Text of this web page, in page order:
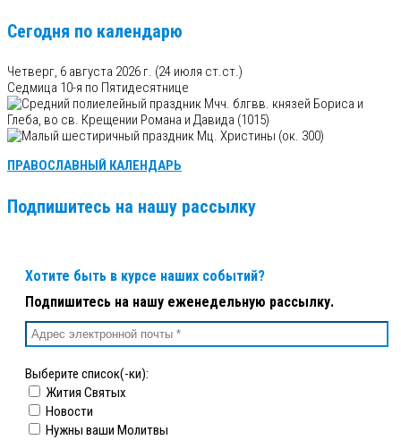
Сегодня по календарю
Четверг, 6 августа 2026 г. (24 июля ст.ст.)
Седмица 10-я по Пятидесятнице
Мчч. блгвв. князей Бориса и
Глеба, во св. Крещении Романа и Давида (1015)
Мц. Христины (ок. 300)
ПРАВОСЛАВНЫЙ КАЛЕНДАРЬ
Подпишитесь на нашу рассылку
Хотите быть в курсе наших событий?
Подпишитесь на нашу еженедельную рассылку.
Выберите список(-ки):
Жития Святых
Новости
Нужны ваши Молитвы